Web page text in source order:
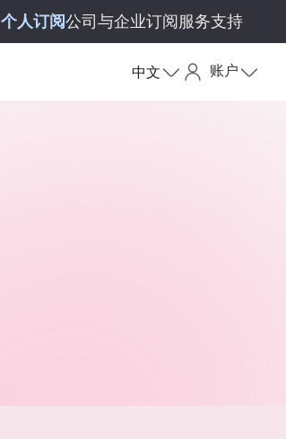
个人订阅公司与企业订阅服务支持
中文 账户